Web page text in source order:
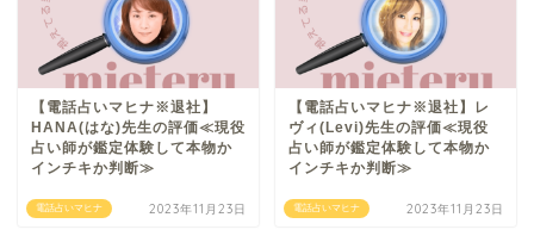
電話占いマヒナ
【電話占いマヒナ※退社】
HANA(はな)先生の評価≪現役
占い師が鑑定体験して本物か
インチキか判断≫
2023年11月23日 電話占いマヒナ
【電話占いマヒナ※退社】レ
ヴィ(Levi)先生の評価≪現役
占い師が鑑定体験して本物か
インチキか判断≫
2023年11月23日